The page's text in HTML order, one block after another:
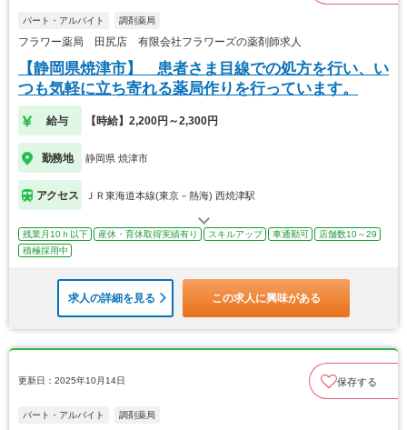
パート・アルバイト 調剤薬局
フラワー薬局 田尻店 有限会社フラワーズの薬剤師求人
【静岡県焼津市】 患者さま目線での処方を行い、い
つも気軽に立ち寄れる薬局作りを行っています。
給与 【時給】2,200円～2,300円
勤務地 静岡県 焼津市
アクセス ＪＲ東海道本線(東京－熱海) 西焼津駅
残業月10ｈ以下 産休・育休取得実績有り スキルアップ 車通勤可
店舗数10～29
積極採用中
求人の詳細を見る この求人に興味がある
更新日：2025年10月14日 保存する
パート・アルバイト 調剤薬局